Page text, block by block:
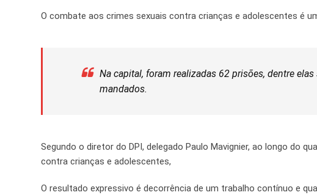
O combate aos crimes sexuais contra crianças e adolescentes é
Na capital, foram realizadas 62 prisões, dentre
mandados.
Segundo o diretor do DPI, delegado Paulo Mavignier, ao longo do
contra crianças e adolescentes,
O resultado expressivo é decorrência de um trabalho contínuo e